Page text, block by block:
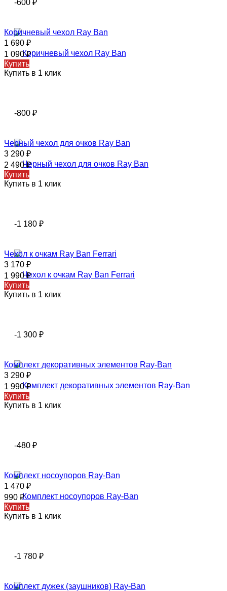
-600 ₽
Коричневый чехол Ray Ban
1 690 ₽
1 090₽
Купить
Купить в 1 клик
-800 ₽
Черный чехол для очков Ray Ban
3 290 ₽
2 490₽
Купить
Купить в 1 клик
-1 180 ₽
Чехол к очкам Ray Ban Ferrari
3 170 ₽
1 990₽
Купить
Купить в 1 клик
-1 300 ₽
Комплект декоративных элементов Ray-Ban
3 290 ₽
1 990₽
Купить
Купить в 1 клик
-480 ₽
Комплект носоупоров Ray-Ban
1 470 ₽
990 ₽
Купить
Купить в 1 клик
-1 780 ₽
Комплект дужек (заушников) Ray-Ban